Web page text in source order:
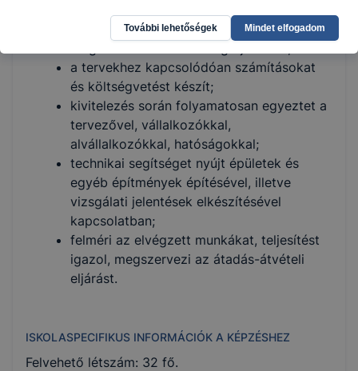
megfelelően elvégzi a tervek mérethelyes
a tervekhez kapcsolódóan számításokat
és költségvetést készít;
kivitelezés során folyamatosan egyeztet a
tervezővel, vállalkozókkal,
alvállalkozókkal, hatóságokkal;
technikai segítséget nyújt épületek és
egyéb építmények építésével, illetve
vizsgálati jelentések elkészítésével
kapcsolatban;
felméri az elvégzett munkákat, teljesítést
igazol, megszervezi az átadás-átvételi
eljárást.
ISKOLASPECIFIKUS INFORMÁCIÓK A KÉPZÉSHEZ
Felvehető létszám: 32 fő.
További lehetőségek Mindet elfogadom